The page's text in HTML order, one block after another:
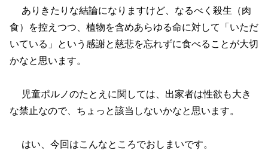
ありきたりな結論になりますけど、なるべく殺生（肉
食）を控えつつ、植物を含めあらゆる命に対して「いただ
いている」という感謝と慈悲を忘れずに食べることが大切
かなと思います。
児童ポルノのたとえに関しては、出家者は性欲も大き
な禁止なので、ちょっと該当しないかなと思います。
はい、今回はこんなところでおしまいです。